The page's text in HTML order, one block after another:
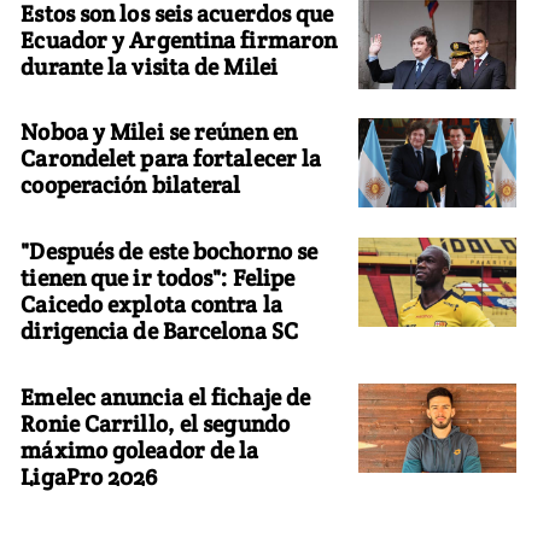
Estos son los seis acuerdos que
Ecuador y Argentina firmaron
durante la visita de Milei
Noboa y Milei se reúnen en
Carondelet para fortalecer la
cooperación bilateral
"Después de este bochorno se
tienen que ir todos": Felipe
Caicedo explota contra la
dirigencia de Barcelona SC
Emelec anuncia el fichaje de
Ronie Carrillo, el segundo
máximo goleador de la
LigaPro 2026